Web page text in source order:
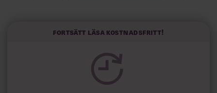
Utan när jobbet kontrollerar dig, dina känslor och ditt
förengagerad? Känner du igen dig
Fortsätt läsa kostnadsfritt!